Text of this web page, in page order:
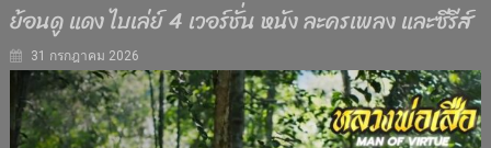
ย้อนดู แดง ไบเล่ย์ 4 เวอร์ชั่น หนัง ละครเพลง และซีรีส์
31 กรกฎาคม 2026